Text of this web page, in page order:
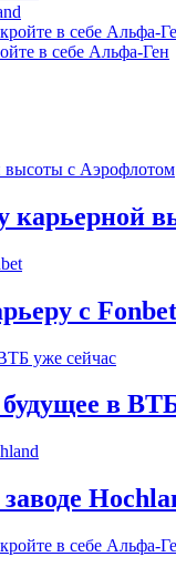
в себе Альфа-Ген
карьерной
с Fonbet
в